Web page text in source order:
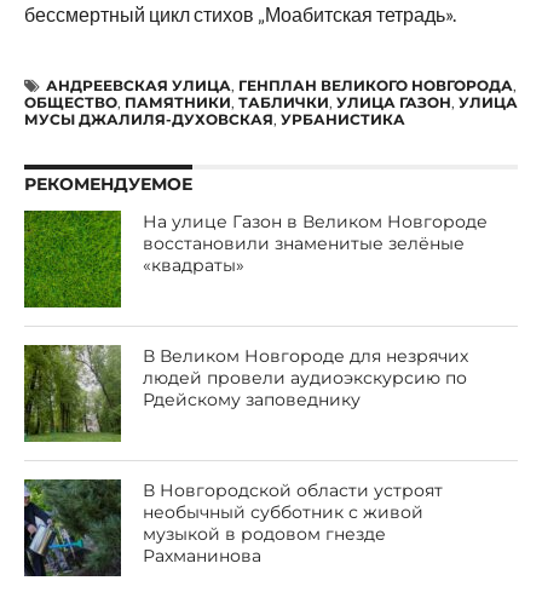
бессмертный цикл стихов „Моабитская тетрадь».
АНДРЕЕВСКАЯ УЛИЦА, ГЕНПЛАН ВЕЛИКОГО НОВГОРОДА,
ОБЩЕСТВО, ПАМЯТНИКИ, ТАБЛИЧКИ, УЛИЦА ГАЗОН, УЛИЦА
МУСЫ ДЖАЛИЛЯ-ДУХОВСКАЯ, УРБАНИСТИКА
РЕКОМЕНДУЕМОЕ
На улице Газон в Великом Новгороде
восстановили знаменитые зелёные
«квадраты»
В Великом Новгороде для незрячих
людей провели аудиоэкскурсию по
Рдейскому заповеднику
В Новгородской области устроят
необычный субботник с живой
музыкой в родовом гнезде
Рахманинова